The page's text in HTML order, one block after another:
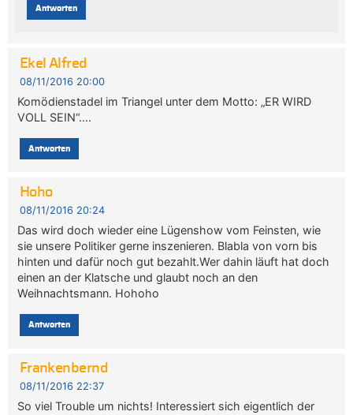
Antworten
Ekel Alfred
08/11/2016 20:00
Komödienstadel im Triangel unter dem Motto: „ER WIRD
VOLL SEIN“….
Antworten
Hoho
08/11/2016 20:24
Das wird doch wieder eine Lügenshow vom Feinsten, wie
sie unsere Politiker gerne inszenieren. Blabla von vorn bis
hinten und dafür noch gut bezahlt.Wer dahin läuft hat doch
einen an der Klatsche und glaubt noch an den
Weihnachtsmann. Hohoho
Antworten
Frankenbernd
08/11/2016 22:37
So viel Trouble um nichts! Interessiert sich eigentlich der